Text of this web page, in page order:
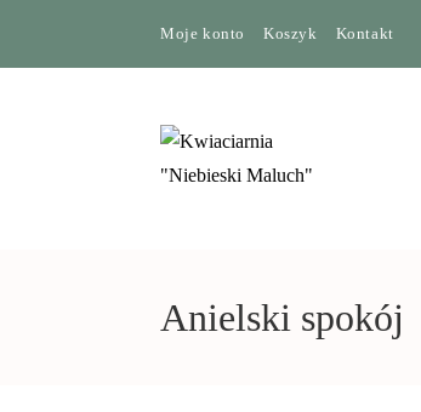
Moje konto Koszyk Kontakt
Anielski spokój